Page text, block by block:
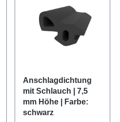
Anschlagdichtung
mit Schlauch | 7,5
mm Höhe | Farbe:
schwarz